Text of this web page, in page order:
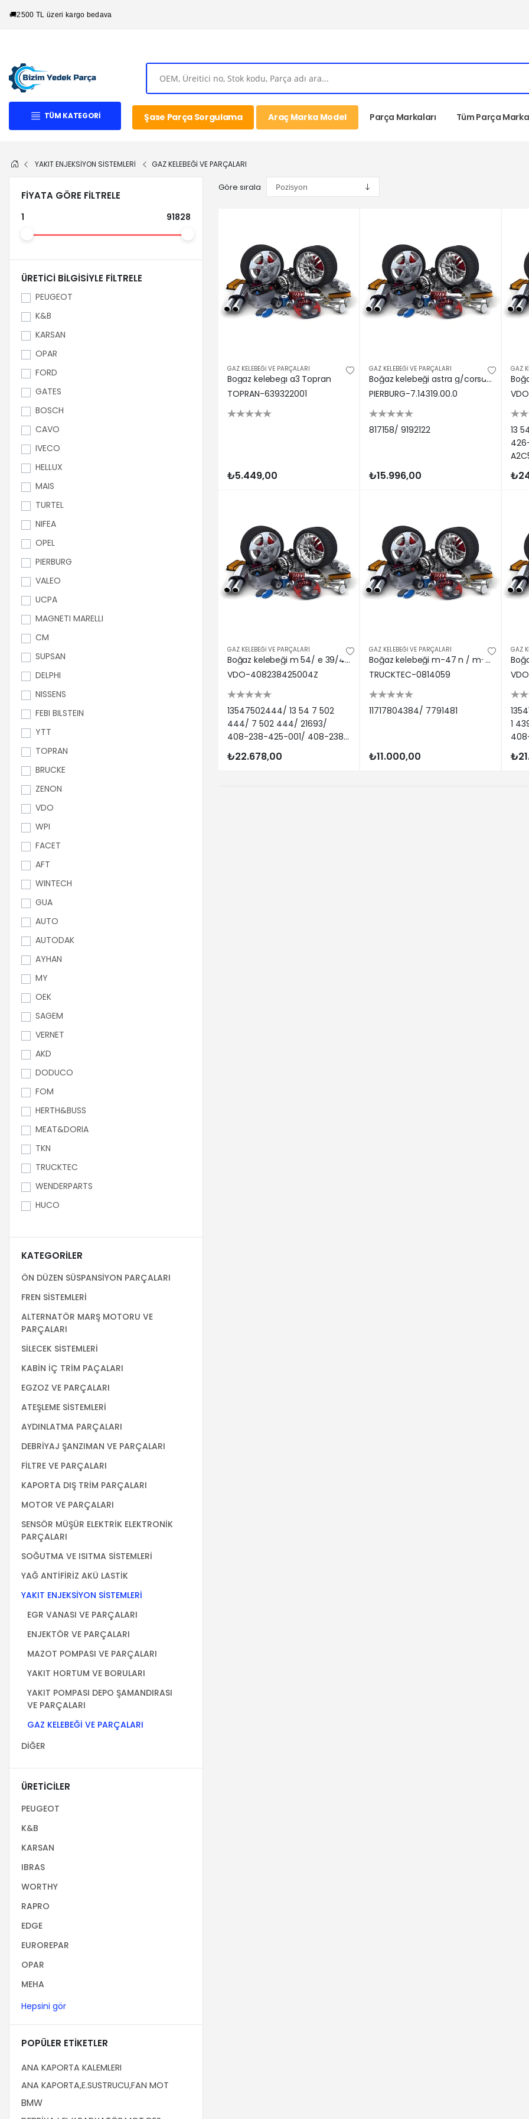
🚚2500 TL üzeri kargo bedava
TÜM KATEGORI Şase Parça Sorgulama Araç Marka Model Parça Markaları Tüm Parça
YAKIT ENJEKSİYON SİSTEMLERİ GAZ KELEBEĞİ VE PARÇALARI
FIYATA GÖRE FILTRELE
1 91828
ÜRETICI BILGISIYLE FILTRELE
PEUGEOT
K&B
KARSAN
OPAR
FORD
GATES
BOSCH
CAVO
IVECO
HELLUX
MAIS
TURTEL
NIFEA
OPEL
PIERBURG
VALEO
UCPA
MAGNETI MARELLI
CM
SUPSAN
DELPHI
NISSENS
FEBI BILSTEIN
YTT
TOPRAN
BRUCKE
ZENON
VDO
WPI
FACET
AFT
WINTECH
GUA
AUTO
AUTODAK
AYHAN
MY
OEK
SAGEM
VERNET
AKD
DODUCO
FOM
HERTH&BUSS
MEAT&DORIA
TKN
TRUCKTEC
WENDERPARTS
HUCO
KATEGORILER
ÖN DÜZEN SÜSPANSİYON PARÇALARI
FREN SİSTEMLERİ
ALTERNATÖR MARŞ MOTORU VE
PARÇALARI
SİLECEK SİSTEMLERİ
KABİN İÇ TRİM PAÇALARI
EGZOZ VE PARÇALARI
ATEŞLEME SİSTEMLERİ
AYDINLATMA PARÇALARI
DEBRİYAJ ŞANZIMAN VE PARÇALARI
FİLTRE VE PARÇALARI
KAPORTA DIŞ TRİM PARÇALARI
MOTOR VE PARÇALARI
SENSÖR MÜŞÜR ELEKTRİK ELEKTRONİK
PARÇALARI
SOĞUTMA VE ISITMA SİSTEMLERİ
YAĞ ANTİFİRİZ AKÜ LASTİK
YAKIT ENJEKSİYON SİSTEMLERİ
EGR VANASI VE PARÇALARI
ENJEKTÖR VE PARÇALARI
MAZOT POMPASI VE PARÇALARI
YAKIT HORTUM VE BORULARI
YAKIT POMPASI DEPO ŞAMANDIRASI
VE PARÇALARI
GAZ KELEBEĞİ VE PARÇALARI
DİĞER
ÜRETICILER
PEUGEOT
K&B
KARSAN
IBRAS
WORTHY
RAPRO
EDGE
EUROREPAR
OPAR
MEHA
Hepsini gör
POPÜLER ETIKETLER
ANA KAPORTA KALEMLERI
ANA KAPORTA,E.SUSTRUCU,FAN MOT
BMW
Göre sırala
GAZ KELEBEĞİ VE PARÇALARI
Bogaz kelebegı a3 Topran
TOPRAN-639322001
₺5.449,00
GAZ KELEBEĞİ VE PARÇALARI
Boğaz kelebeği astra g/corsa c/vectra c z14/z16xe Pıerburg 817158
PIERBURG-7.14319.00.0
817158/ 9192122
₺15.996,00
GAZ
13
GAZ KELEBEĞİ VE PARÇALARI
Boğaz kelebeği m 54/ e 39/46 Vdo 13547502444
VDO-408238425004Z
13547502444/ 13 54 7 502
444/ 7 502 444/ 21693/
408-238-425-001/ 408-238-
A2C52187322/ 20 92 1693/
₺22.678,00
GAZ KELEBEĞİ VE PARÇALARI
Boğaz kelebeği m-47 n / m-57 n / n-47 11717804384
TRUCKTEC-0814059
11717804384/ 7791481
₺11.000,00
GAZ
1